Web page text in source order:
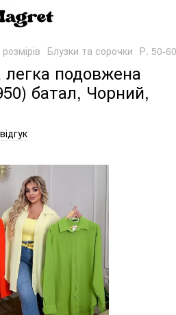
Блузки та сорочки Р. 50-
подовжена
батал, Чорний,